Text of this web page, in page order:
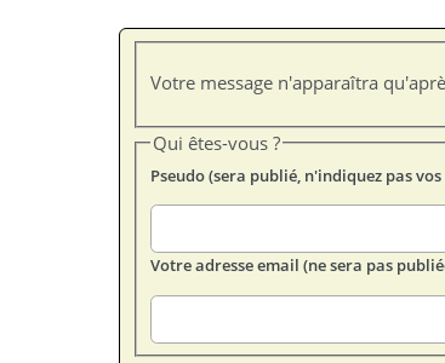
Votre message n'apparaîtra
Qui êtes-vous ?
Pseudo (sera publié, n'indiquez pas
Votre adresse email (ne sera pas